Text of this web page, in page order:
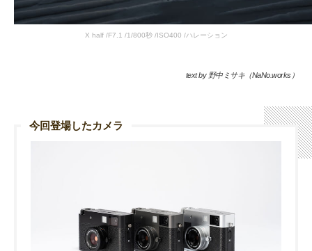
X half /F7.1 /1/800秒 /ISO400 /ハレーション
text by 野中ミサキ（NaNo.works）
今回登場したカメラ